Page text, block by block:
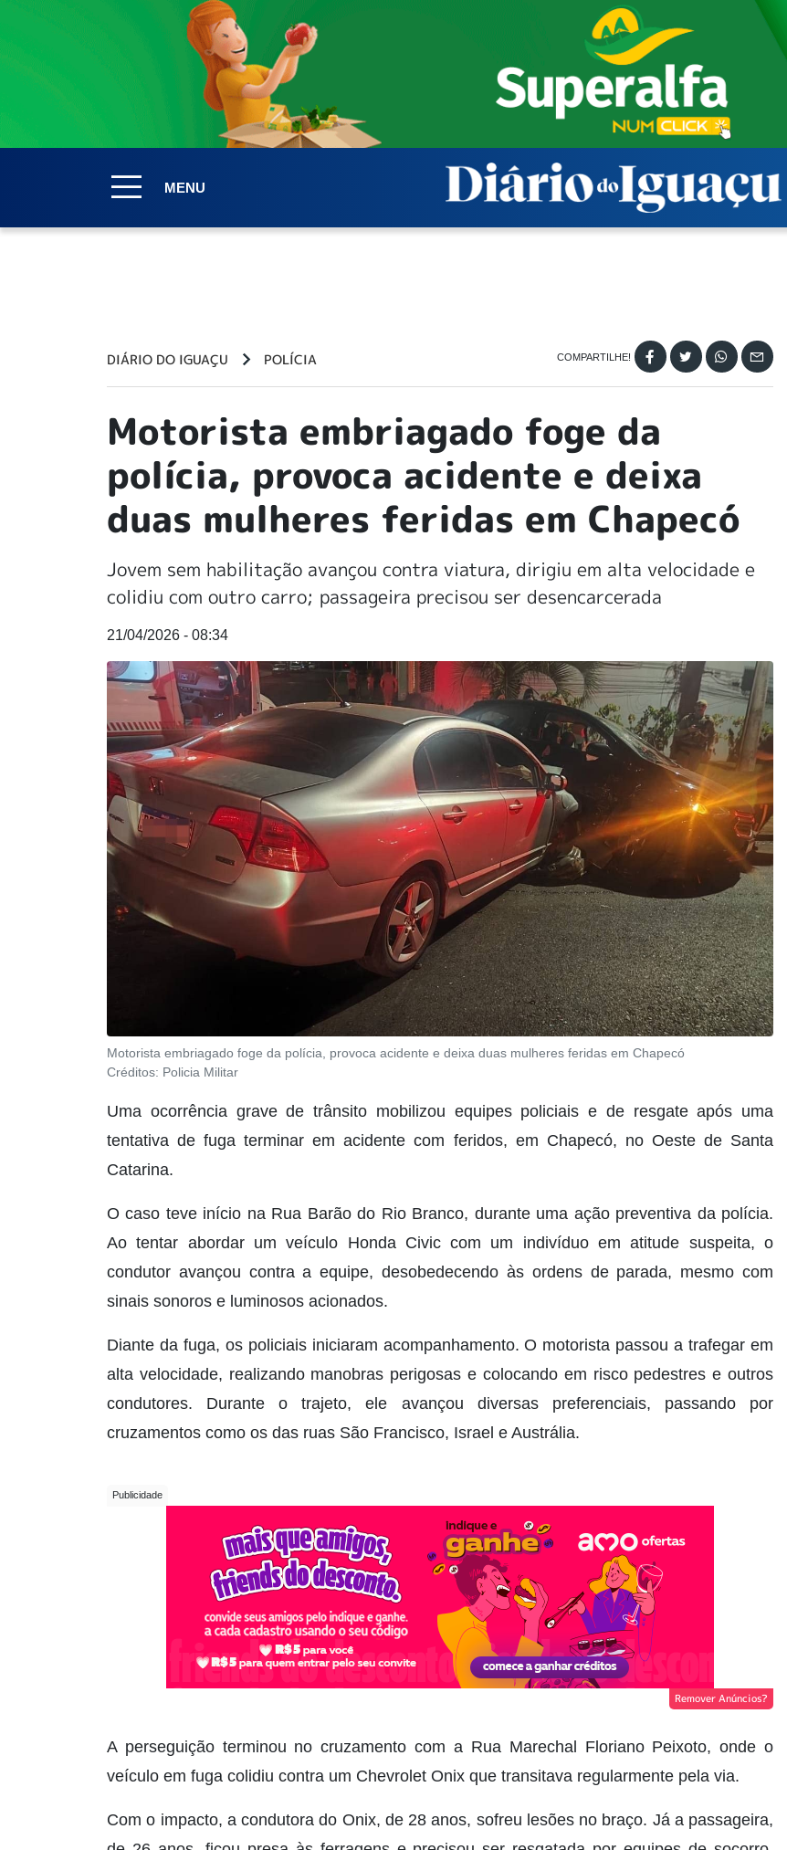
MENU
DIÁRIO DO IGUAÇU POLÍCIA
Motorista embriagado foge da
polícia, provoca acidente e deixa
duas mulheres feridas em Chapecó
Jovem sem habilitação avançou contra viatura, dirigiu em alta velocidade e
colidiu com outro carro; passageira precisou ser desencarcerada
21/04/2026 - 08:34
Motorista embriagado foge da polícia, provoca acidente e deixa duas mulheres feridas em Chapecó
Créditos: Policia Militar
Uma ocorrência grave de trânsito mobilizou equipes policiais e de resgate após uma
tentativa de fuga terminar em acidente com feridos, em Chapecó, no Oeste de Santa
Catarina.
O caso teve início na Rua Barão do Rio Branco, durante uma ação preventiva da polícia.
Ao tentar abordar um veículo Honda Civic com um indivíduo em atitude suspeita, o
condutor avançou contra a equipe, desobedecendo às ordens de parada, mesmo com
sinais sonoros e luminosos acionados.
Diante da fuga, os policiais iniciaram acompanhamento. O motorista passou a trafegar em
alta velocidade, realizando manobras perigosas e colocando em risco pedestres e outros
condutores. Durante o trajeto, ele avançou diversas preferenciais, passando por
cruzamentos como os das ruas São Francisco, Israel e Austrália.
Remover Anúncios?
A perseguição terminou no cruzamento com a Rua Marechal Floriano Peixoto, onde o
veículo em fuga colidiu contra um Chevrolet Onix que transitava regularmente pela via.
Com o impacto, a condutora do Onix, de 28 anos, sofreu lesões no braço. Já a passageira,